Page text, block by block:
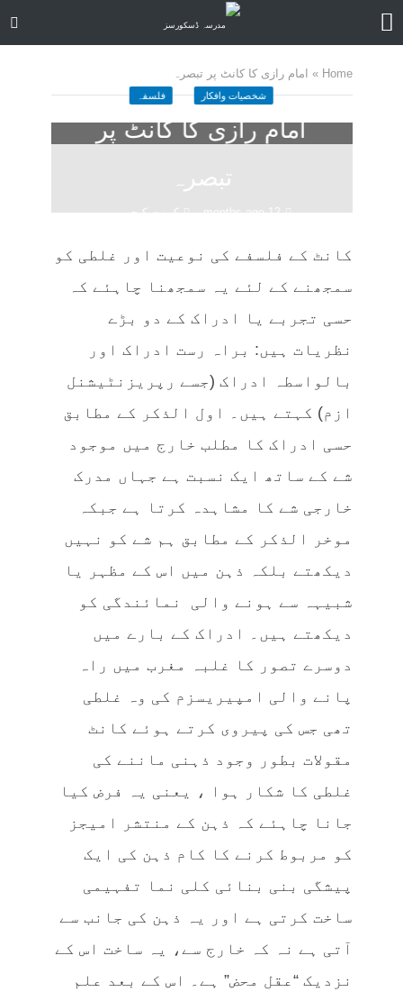
Home
» امام رازی کا کانٹ پر تبصرہ
شخصیات وافکار فلسفہ
امام رازی کا کانٹ پر
تبصرہ
12 months ago
کمنت کیجے
کانٹ کے فلسفے کی نوعیت اور غلطی کو
سمجھنے کے لئے یہ سمجھنا چاہئے کہ
حسی تجربے یا ادراک کے دو بڑے
نظریات ہیں: براہ رست ادراک اور
بالواسطہ ادراک (جسے رپریزنٹیشنل
ازم) کہتے ہیں۔ اول الذکر کے مطابق
حسی ادراک کا مطلب خارج میں موجود
شے کے ساتھ ایک نسبت ہے جہاں مدرک
خارجی شے کا مشاہدہ کرتا ہے جبکہ
موخر الذکر کے مطابق ہم شے کو نہیں
دیکھتے بلکہ ذہن میں اس کے مظہر یا
شبیہہ سے ہونے والی نمائندگی کو
دیکھتے ہیں۔ ادراک کے بارے میں
دوسرے تصور کا غلبہ مغرب میں راہ
پانے والی امپیریسزم کی وہ غلطی
تھی جس کی پیروی کرتے ہوئے کانٹ
مقولات بطور وجود ذہنی ماننے کی
غلطی کا شکار ہوا ، یعنی یہ فرض کیا
جانا چاہئے کہ ذہن کے منتشر امیجز
کو مربوط کرنے کا کام ذہن کی ایک
پیشگی بنی بنائی کلی نما تفہیمی
ساخت کرتی ہے اور یہ ذہن کی جانب سے
آتی ہے نہ کہ خارج سے، یہ ساخت اس کے
نزدیک “عقل محض” ہے۔ اس کے بعد علم